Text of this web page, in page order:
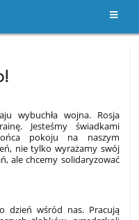
wybuchła wojna. Rosja
Jesteśmy świadkami
pokoju na naszym
nie tylko wyrażamy swój
ale chcemy solidaryzować
dzień wśród nas. Pracują